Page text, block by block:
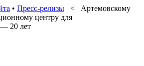
• Пресс-релизы < Артемовскому
центру для
20 лет